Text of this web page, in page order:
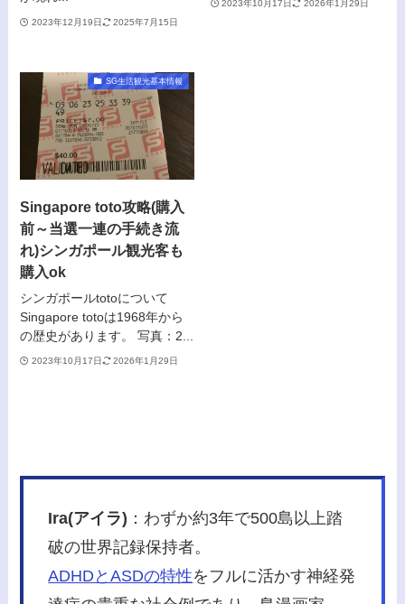
2023年12月19日 2025年7月15日
2023年10月17日 2026年1月29日
SG生活観光基本情報
Singapore toto攻略(購入
前～当選一連の手続き流
れ)シンガポール観光客も
購入ok
シンガポールtotoについて
Singapore totoは1968年から
の歴史があります。 写真：2...
2023年10月17日 2026年1月29日
Ira(アイラ) ：わずか約3年で500島以上踏
破の世界記録保持者。
ADHDとASDの特性をフルに活かす神経発